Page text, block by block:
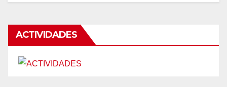
ACTIVIDADES